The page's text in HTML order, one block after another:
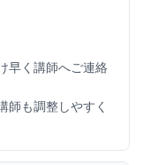
早く講師へご連絡
師も調整しやすく